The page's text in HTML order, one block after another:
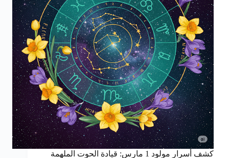
كشف أسرار مولود 1 مارس: قيادة الحوت الملهمة